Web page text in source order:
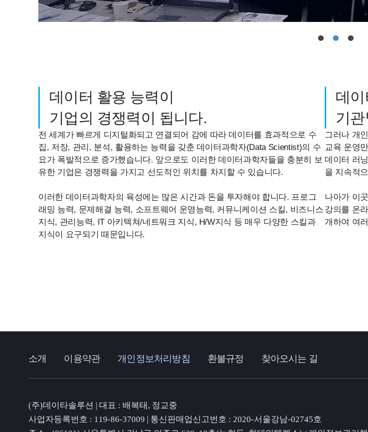
• • •
데이터 활용 능력이
기업의 경쟁력이 됩니다.
전 세계가 빠르게 디지털화되고 연결되어 감에 따라 데이터를 효과적으로 수
집, 저장, 관리, 분석, 활용하는 능력을 갖춘 데이터과학자(Data Scientist)의 수
요가 폭발적으로 증가했습니다. 앞으로도 이러한 데이터과학자들을 충분히 보
유한 기업은 경쟁력을 가지고 선도적인 위치를 차지할 수 있습니다.
이러한 데이터과학자의 육성에는 많은 시간과 돈을 투자해야 합니다. 프로그
래밍 능력, 문제해결 능력, 소프트웨어 운영능력, 커뮤니케이션 스킬, 비즈니스
지식, 관리능력, IT 아키텍쳐/네트워크 지식, H/W지식 등 매우 다양한 스킬과
지식이 요구되기 때문입니다.
데
기
그러나 개
교육 운영
데이터 러
을 지속적
나아가 이
강의를 온
개하여 여
소개 이용약관 개인정보처리방침 환불규정 찾아오시는 길
(주)데이타솔루션 | 대표 : 배복태, 정교중
사업자등록번호 : 119-86-37009 | 통신판매업신고번호 : 2020-서울강남-02745호